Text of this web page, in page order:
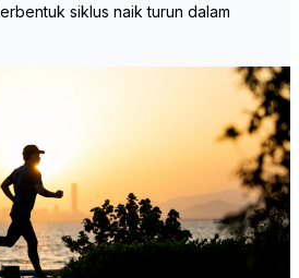
siklus naik turun dalam